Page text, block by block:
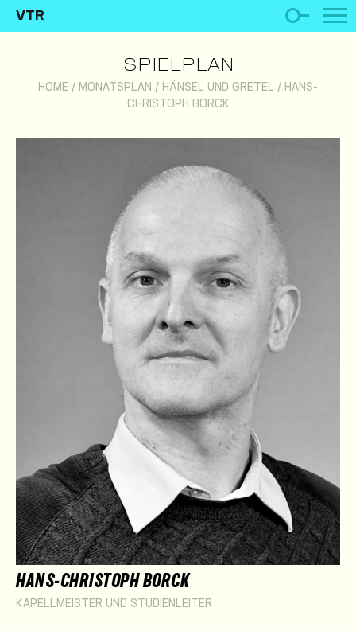
VTR
SPIELPLAN
HOME / MONATSPLAN / HÄNSEL UND GRETEL / HANS-
CHRISTOPH BORCK
HANS-CHRISTOPH BORCK
KAPELLMEISTER UND STUDIENLEITER